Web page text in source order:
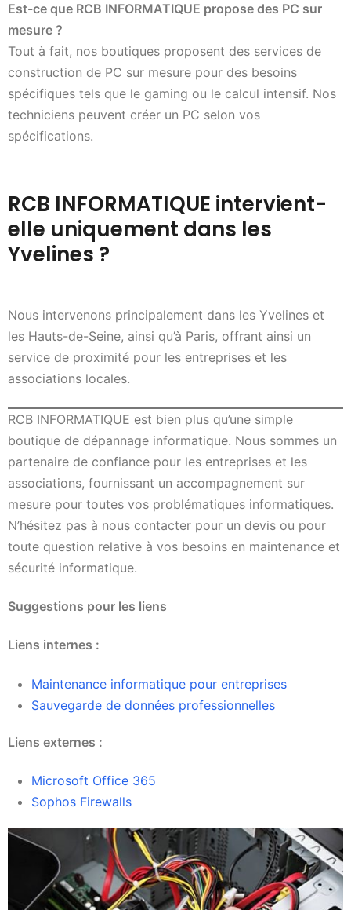
Est-ce que RCB INFORMATIQUE propose des PC sur
mesure ?
Tout à fait, nos boutiques proposent des services de
construction de PC sur mesure pour des besoins
spécifiques tels que le gaming ou le calcul intensif. Nos
techniciens peuvent créer un PC selon vos
spécifications.
RCB INFORMATIQUE intervient-
elle uniquement dans les
Yvelines ?
Nous intervenons principalement dans les Yvelines et
les Hauts-de-Seine, ainsi qu’à Paris, offrant ainsi un
service de proximité pour les entreprises et les
associations locales.
RCB INFORMATIQUE est bien plus qu’une simple
boutique de dépannage informatique. Nous sommes un
partenaire de confiance pour les entreprises et les
associations, fournissant un accompagnement sur
mesure pour toutes vos problématiques informatiques.
N’hésitez pas à nous contacter pour un devis ou pour
toute question relative à vos besoins en maintenance et
sécurité informatique.
Suggestions pour les liens
Liens internes :
Maintenance informatique pour entreprises
Sauvegarde de données professionnelles
Liens externes :
Microsoft Office 365
Sophos Firewalls